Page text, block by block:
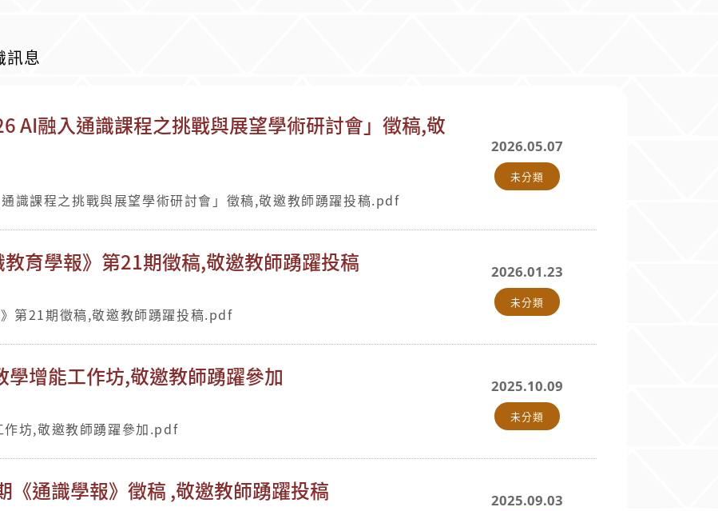
訊息
AI融入通識課程之挑戰與展望學術研討會」徵稿,敬
識課程之挑戰與展望學術研討會」徵稿,敬邀教師踴躍投稿.pdf
2026.05.07
未分類
育學報》第21期徵稿,敬邀教師踴躍投稿
第21期徵稿,敬邀教師踴躍投稿.pdf
2026.01.23
未分類
增能工作坊,敬邀教師踴躍參加
作坊,敬邀教師踴躍參加.pdf
2025.10.09
未分類
《通識學報》徵稿 ,敬邀教師踴躍投稿 2025.09.03